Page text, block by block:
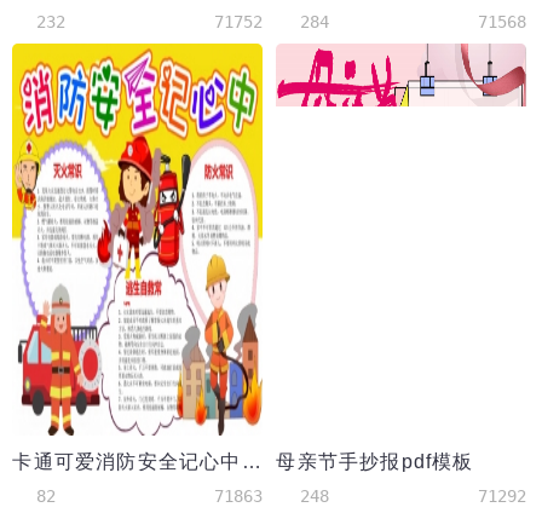
232 71752 284 71568
卡通可爱消防安全记心中艺术字体手抄报
82 71863
母亲节手抄报pdf模板
248 71292